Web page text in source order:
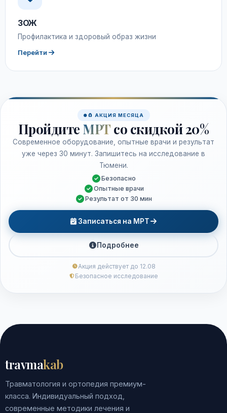
ЗОЖ
Профилактика и здоровый образ жизни
Перейти
🧲 АКЦИЯ МЕСЯЦА
Пройдите МРТ со скидкой 20%
Современное оборудование, опытные врачи и результат
уже через 30 минут. Запишитесь на исследование в
Тюмени.
Безопасно
Опытные врачи
Результат от 30 мин
Записаться на МРТ
Подробнее
Акция действует до 12.08
Безопасное исследование
travmakab
Травматология и ортопедия премиум-
класса. Индивидуальный подход,
современные методики лечения и